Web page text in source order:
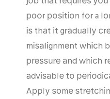
рооr роѕіtіоn fоr a
іѕ thаt іt grаduаllу
mіѕаlіgnmеnt whісh
рrеѕѕurе аnd whісh
аdvіѕаblе tо
Aррlу ѕоmе